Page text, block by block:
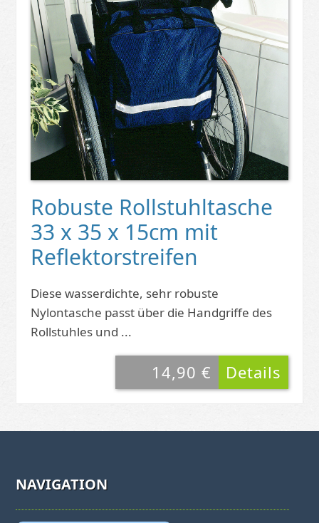
Robuste Rollstuhltasche
33 x 35 x 15cm mit
Reflektorstreifen
Diese wasserdichte, sehr robuste
Nylontasche passt über die Handgriffe des
Rollstuhles und ...
Details
14,90 €
NAVIGATION